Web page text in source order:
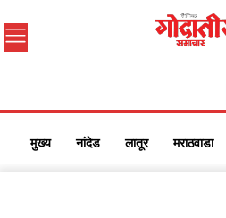
मुख्य नांदेड लातूर मराठवाडा